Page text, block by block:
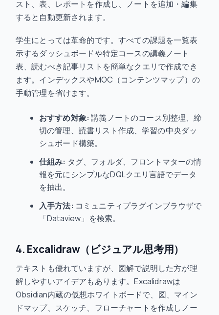
スト、表、レポートを作成し、ノートを追加・編集
すると自動更新されます。
学生にとっては革命的です。すべての課題を一覧表
示するダッシュボードや特定コースの講義ノート
表、読むべき記事リストを簡単なクエリで作成でき
ます。インデックスやMOC（コンテンツマップ）の
手動管理を省けます。
おすすめ対象: 講義ノートのコース別整理、締
切の管理、読書リスト作成、学習の中央ダッ
シュボード構築。
仕組み: タグ、フォルダ、フロントマターの情
報を元にシンプルなDQLクエリ言語でデータ
を抽出。
入手方法: コミュニティプラグインブラウザで
「Dataview」を検索。
4. Excalidraw（ビジュアル思考用）
テキストも優れていますが、図解で説明した方が理
解しやすいアイデアもあります。Excalidrawは
Obsidian内蔵の仮想ホワイトボードで、図、マイン
ドマップ、スケッチ、フローチャートを作成しノー